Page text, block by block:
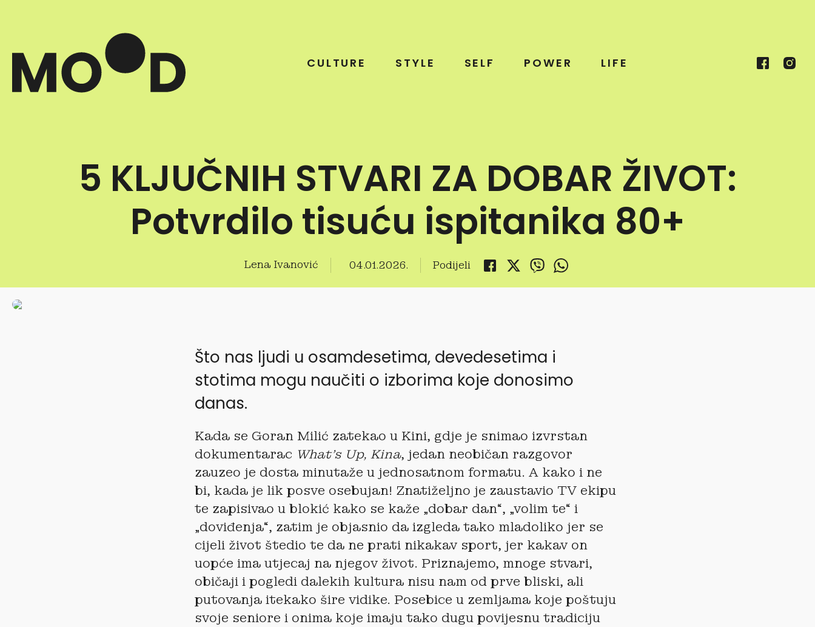
CULTURE STYLE SELF POWER LIFE
5 KLJUČNIH STVARI ZA DOBAR ŽIVOT:
Potvrdilo tisuću ispitanika 80+
Lena Ivanović 04.01.2026. Podijeli
Što nas ljudi u osamdesetima, devedesetima i
stotima mogu naučiti o izborima koje donosimo
danas.
Kada se Goran Milić zatekao u Kini, gdje je snimao izvrstan
dokumentarac What’s Up, Kina, jedan neobičan razgovor
zauzeo je dosta minutaže u jednosatnom formatu. A kako i ne
bi, kada je lik posve osebujan! Znatiželjno je zaustavio TV ekipu
te zapisivao u blokić kako se kaže „dobar dan“, „volim te“ i
„doviđenja“, zatim je objasnio da izgleda tako mladoliko jer se
cijeli život štedio te da ne prati nikakav sport, jer kakav on
uopće ima utjecaj na njegov život. Priznajemo, mnoge stvari,
običaji i pogledi dalekih kultura nisu nam od prve bliski, ali
putovanja itekako šire vidike. Posebice u zemljama koje poštuju
svoje seniore i onima koje imaju tako dugu povijesnu tradiciju